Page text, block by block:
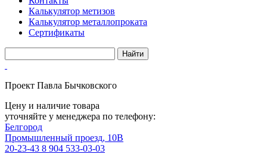
Калькулятор метизов
Калькулятор металлопроката
Сертификаты
Проект Павла Бычковского
Цену и наличие товара
уточняйте у менеджера по телефону:
Белгород
Промышленный проезд, 10В
20-23-43 8 904 533-03-03